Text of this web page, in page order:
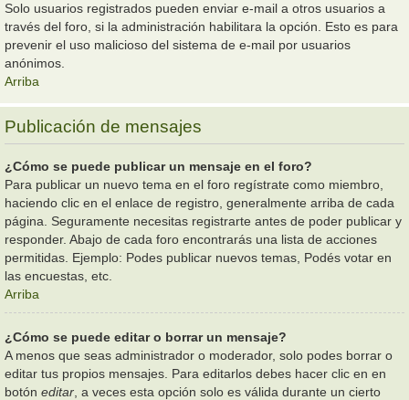
Solo usuarios registrados pueden enviar e-mail a otros usuarios a
través del foro, si la administración habilitara la opción. Esto es para
prevenir el uso malicioso del sistema de e-mail por usuarios
anónimos.
Arriba
Publicación de mensajes
¿Cómo se puede publicar un mensaje en el foro?
Para publicar un nuevo tema en el foro regístrate como miembro,
haciendo clic en el enlace de registro, generalmente arriba de cada
página. Seguramente necesitas registrarte antes de poder publicar y
responder. Abajo de cada foro encontrarás una lista de acciones
permitidas. Ejemplo: Podes publicar nuevos temas, Podés votar en
las encuestas, etc.
Arriba
¿Cómo se puede editar o borrar un mensaje?
A menos que seas administrador o moderador, solo podes borrar o
editar tus propios mensajes. Para editarlos debes hacer clic en en
botón editar , a veces esta opción solo es válida durante un cierto